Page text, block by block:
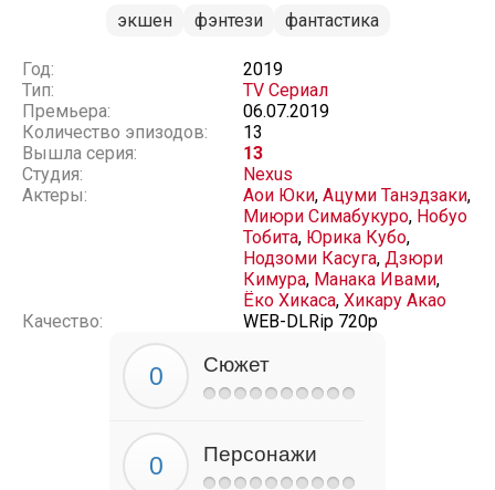
экшен фэнтези фантастика
Год:
2019
Тип:
TV Сериал
Премьера:
06.07.2019
Количество эпизодов:
13
Вышла серия:
13
Студия:
Nexus
Актеры:
Аои Юки, Ацуми Танэдзаки,
Миюри Симабукуро, Нобуо
Тобита, Юрика Кубо,
Нодзоми Касуга, Дзюри
Кимура, Манака Ивами,
Ёко Хикаса, Хикару Акао
Качество:
WEB-DLRip 720p
Сюжет
Персонажи